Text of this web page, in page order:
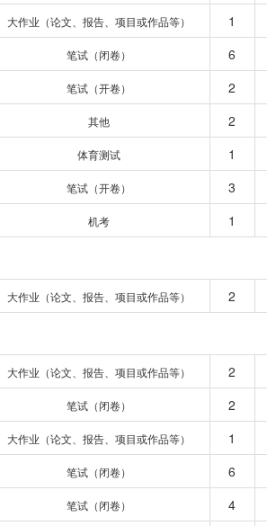
大作业（论文、报告、项目或作品等） 1
笔试（闭卷） 6
笔试（开卷） 2
其他 2
体育测试 1
笔试（开卷） 3
机考 1
大作业（论文、报告、项目或作品等） 2
大作业（论文、报告、项目或作品等） 2
笔试（闭卷） 2
大作业（论文、报告、项目或作品等） 1
笔试（闭卷） 6
笔试（闭卷） 4